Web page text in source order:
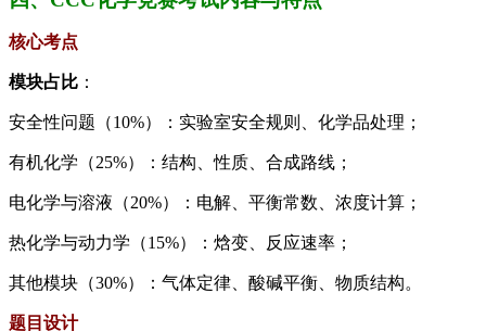
核心考点
模块占比 ：
安全性问题（10%）：实验室安全规则、化学品处理；
有机化学（25%）：结构、性质、合成路线；
电化学与溶液（20%）：电解、平衡常数、浓度计算；
热化学与动力学（15%）：焓变、反应速率；
其他模块（30%）：气体定律、酸碱平衡、物质结构。
题目设计